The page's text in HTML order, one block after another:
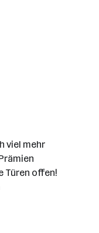
viel mehr
Türen offen!